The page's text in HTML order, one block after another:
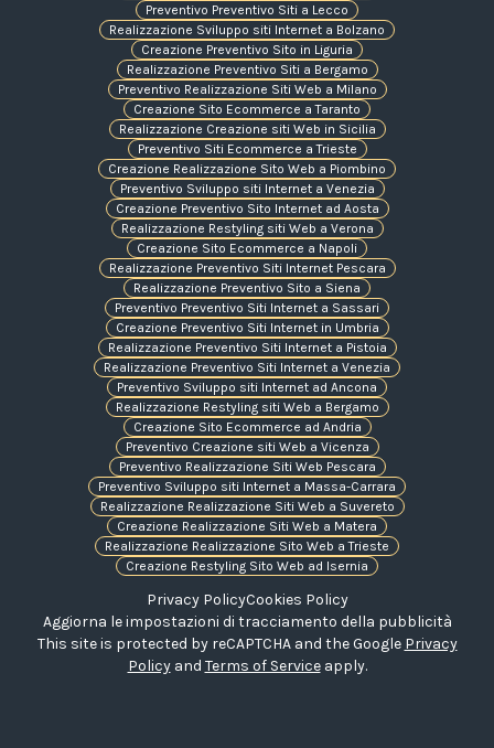
Preventivo Preventivo Siti a Lecco
Realizzazione Sviluppo siti Internet a Bolzano
Creazione Preventivo Sito in Liguria
Realizzazione Preventivo Siti a Bergamo
Preventivo Realizzazione Siti Web a Milano
Creazione Sito Ecommerce a Taranto
Realizzazione Creazione siti Web in Sicilia
Preventivo Siti Ecommerce a Trieste
Creazione Realizzazione Sito Web a Piombino
Preventivo Sviluppo siti Internet a Venezia
Creazione Preventivo Sito Internet ad Aosta
Realizzazione Restyling siti Web a Verona
Creazione Sito Ecommerce a Napoli
Realizzazione Preventivo Siti Internet Pescara
Realizzazione Preventivo Sito a Siena
Preventivo Preventivo Siti Internet a Sassari
Creazione Preventivo Siti Internet in Umbria
Realizzazione Preventivo Siti Internet a Pistoia
Realizzazione Preventivo Siti Internet a Venezia
Preventivo Sviluppo siti Internet ad Ancona
Realizzazione Restyling siti Web a Bergamo
Creazione Sito Ecommerce ad Andria
Preventivo Creazione siti Web a Vicenza
Preventivo Realizzazione Siti Web Pescara
Preventivo Sviluppo siti Internet a Massa-Carrara
Realizzazione Realizzazione Siti Web a Suvereto
Creazione Realizzazione Siti Web a Matera
Realizzazione Realizzazione Sito Web a Trieste
Creazione Restyling Sito Web ad Isernia
Privacy PolicyCookies Policy
Aggiorna le impostazioni di tracciamento della pubblicità
This site is protected by reCAPTCHA and the Google Privacy
Policyand Terms of Serviceapply.